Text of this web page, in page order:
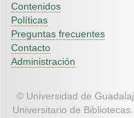
Contenidos
Políticas
Preguntas frecuentes
Contacto
Administración
© Universidad de
Universitario de Bibliotecas.